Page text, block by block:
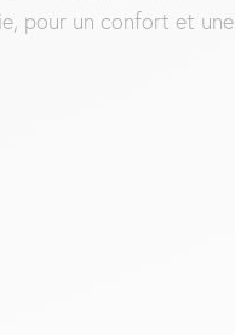
pour un confort et une